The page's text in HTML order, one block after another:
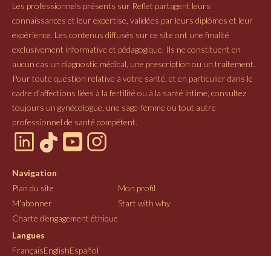
Les professionnels présents sur Reflet partagent leurs
connaissances et leur expertise, validées par leurs diplômes et leur
expérience. Les contenus diffusés sur ce site ont une finalité
exclusivement informative et pédagogique. Ils ne constituent en
aucun cas un diagnostic médical, une prescription ou un traitement.
Pour toute question relative à votre santé, et en particulier dans le
cadre d’affections liées à la fertilité ou à la santé intime, consultez
toujours un gynécologue, une sage-femme ou tout autre
professionnel de santé compétent.
Navigation
Plan du site
Mon profil
M'abonner
Start with why
Charte d'engagement éthique
Langues
FrançaisEnglishEspañol